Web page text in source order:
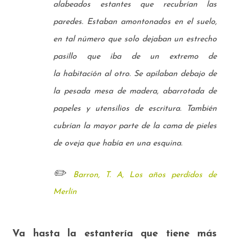
alabeados estantes que recubrían las
paredes. Estaban amontonados en el suelo,
en tal número que solo dejaban un estrecho
pasillo que iba de un extremo de
la habitación al otro. Se apilaban debajo de
la pesada mesa de madera, abarrotada de
papeles y utensilios de escritura. También
cubrían la mayor parte de la cama de pieles
de oveja que había en una esquina.
✏️ Barron, T. A, Los años perdidos de
Merlín
Va hasta la estantería que tiene más